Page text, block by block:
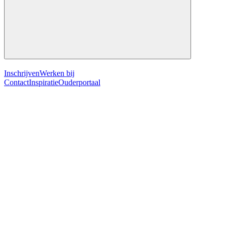
InschrijvenWerken bij
ContactInspiratieOuderportaal